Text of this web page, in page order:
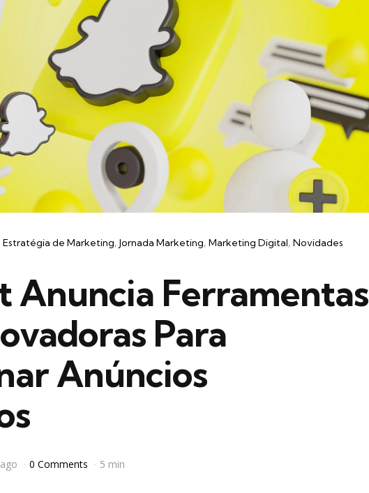
Estratégia de Marketing Jornada Marketing Marketing Digital Novidades
Anuncia Ferramentas
Para
Anúncios
0 Comments 5 min